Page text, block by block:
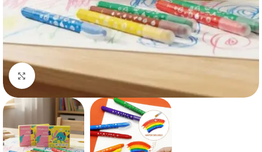
Haga clic para ampliar